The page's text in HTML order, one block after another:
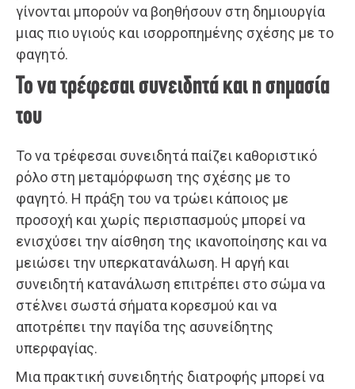
γίνονται μπορούν να βοηθήσουν στη δημιουργία
μιας πιο υγιούς και ισορροπημένης σχέσης με το
φαγητό.
Το να τρέφεσαι συνειδητά και η σημασία
του
Το να τρέφεσαι συνειδητά παίζει καθοριστικό
ρόλο στη μεταμόρφωση της σχέσης με το
φαγητό. Η πράξη του να τρώει κάποιος με
προσοχή και χωρίς περισπασμούς μπορεί να
ενισχύσει την αίσθηση της ικανοποίησης και να
μειώσει την υπερκατανάλωση. Η αργή και
συνειδητή κατανάλωση επιτρέπει στο σώμα να
στέλνει σωστά σήματα κορεσμού και να
αποτρέπει την παγίδα της ασυνείδητης
υπερφαγίας.
Μια πρακτική συνειδητής διατροφής μπορεί να